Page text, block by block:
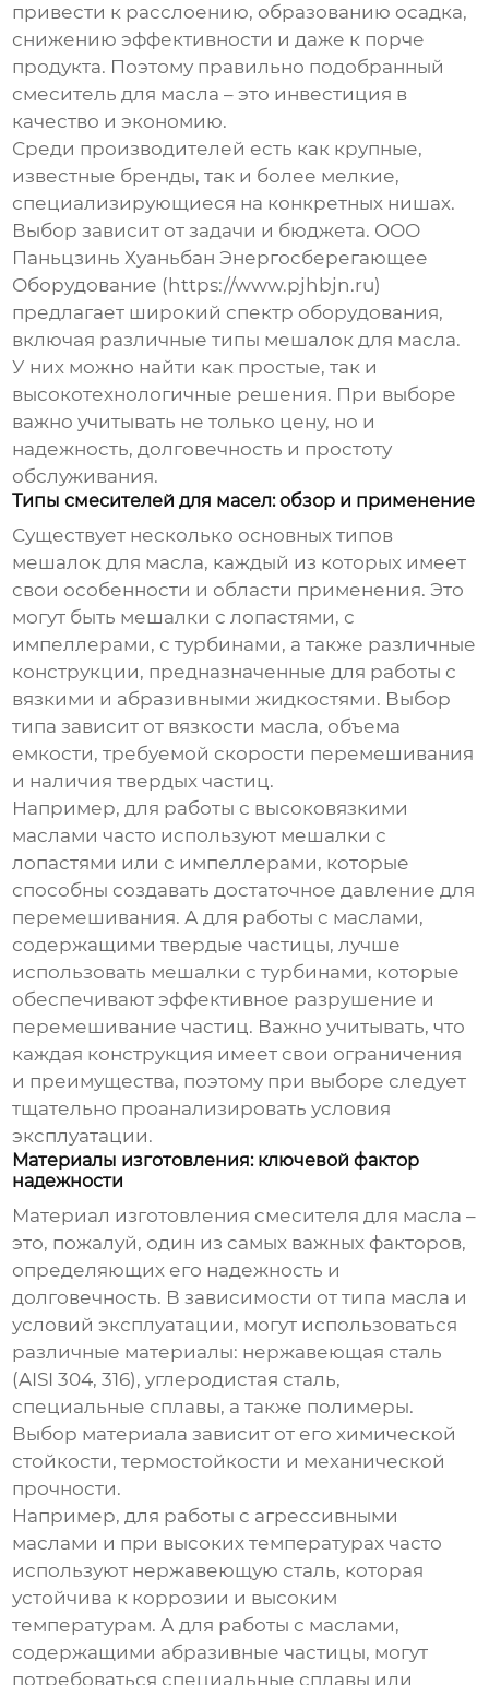
привести к расслоению, образованию осадка,
снижению эффективности и даже к порче
продукта. Поэтому правильно подобранный
смеситель для масла – это инвестиция в
качество и экономию.
Среди производителей есть как крупные,
известные бренды, так и более мелкие,
специализирующиеся на конкретных нишах.
Выбор зависит от задачи и бюджета. ООО
Паньцзинь Хуаньбан Энергосберегающее
Оборудование (https://www.pjhbjn.ru)
предлагает широкий спектр оборудования,
включая различные типы мешалок для масла.
У них можно найти как простые, так и
высокотехнологичные решения. При выборе
важно учитывать не только цену, но и
надежность, долговечность и простоту
обслуживания.
Типы смесителей для масел: обзор и применение
Существует несколько основных типов
мешалок для масла, каждый из которых имеет
свои особенности и области применения. Это
могут быть мешалки с лопастями, с
импеллерами, с турбинами, а также различные
конструкции, предназначенные для работы с
вязкими и абразивными жидкостями. Выбор
типа зависит от вязкости масла, объема
емкости, требуемой скорости перемешивания
и наличия твердых частиц.
Например, для работы с высоковязкими
маслами часто используют мешалки с
лопастями или с импеллерами, которые
способны создавать достаточное давление для
перемешивания. А для работы с маслами,
содержащими твердые частицы, лучше
использовать мешалки с турбинами, которые
обеспечивают эффективное разрушение и
перемешивание частиц. Важно учитывать, что
каждая конструкция имеет свои ограничения
и преимущества, поэтому при выборе следует
тщательно проанализировать условия
эксплуатации.
Материалы изготовления: ключевой фактор
надежности
Материал изготовления смесителя для масла –
это, пожалуй, один из самых важных факторов,
определяющих его надежность и
долговечность. В зависимости от типа масла и
условий эксплуатации, могут использоваться
различные материалы: нержавеющая сталь
(AISI 304, 316), углеродистая сталь,
специальные сплавы, а также полимеры.
Выбор материала зависит от его химической
стойкости, термостойкости и механической
прочности.
Например, для работы с агрессивными
маслами и при высоких температурах часто
используют нержавеющую сталь, которая
устойчива к коррозии и высоким
температурам. А для работы с маслами,
содержащими абразивные частицы, могут
потребоваться специальные сплавы или